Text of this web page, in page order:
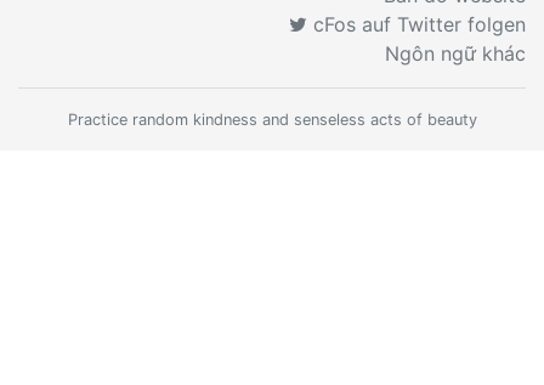
cFos auf Twitter folgen
Ngôn ngữ khác
Practice random kindness and senseless acts of beauty